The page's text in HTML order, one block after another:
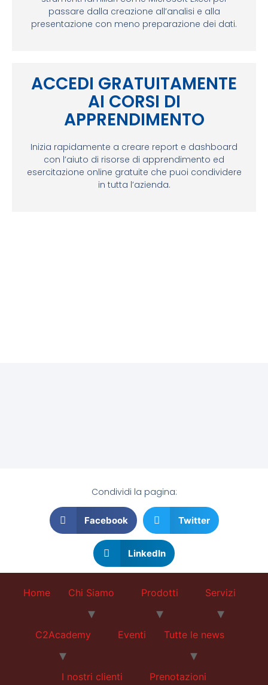
passare dalla creazione all’analisi e alla
presentazione con meno preparazione dei dati.
ACCEDI GRATUITAMENTE
AI CORSI DI
APPRENDIMENTO
Inizia rapidamente a creare report e dashboard
con l’aiuto di risorse di apprendimento ed
esercitazione online gratuite che puoi condividere
in tutta l’azienda.
Condividi la pagina:
Facebook Twitter
LinkedIn
Home Chi Siamo Prodotti Servizi
C2Academy Eventi Tutte le news
I nostri clienti Prenotazioni